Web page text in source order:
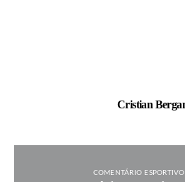
Cristian
COMENTÁRIO ESPORTIVO